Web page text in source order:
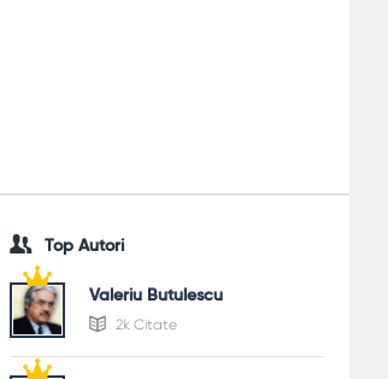
Top Autori
Valeriu Butulescu
2k Citate